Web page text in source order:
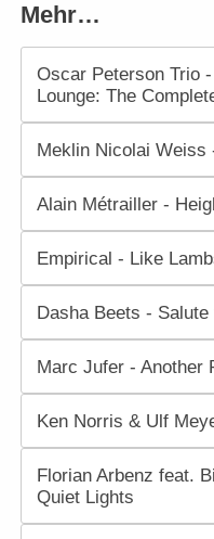
Mehr…
Oscar Peterson Trio
Lounge: The
Meklin Nicolai Weiss
Alain Métrailler -
Empirical - Like
Dasha Beets - Salute
Marc Jufer - Another
Ken Norris & Ulf
Florian Arbenz feat.
Quiet Lights